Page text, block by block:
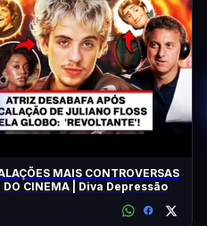
MAIS CONTROVERSAS
DO CINEMA | Diva Depressão